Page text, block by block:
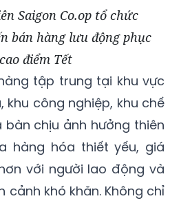
Saigon Co.op tổ chức
bán hàng lưu động phục
điểm Tết
tập trung tại khu vực
khu công nghiệp, khu chế
chịu ảnh hưởng thiên
hàng hóa thiết yếu, giá
với người lao động và
cảnh khó khăn. Không chỉ